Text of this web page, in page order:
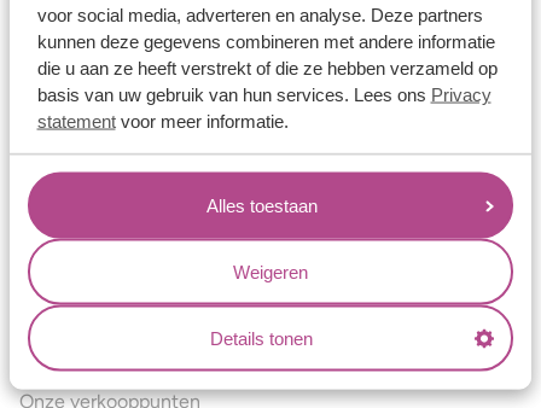
voor social media, adverteren en analyse. Deze partners
kunnen deze gegevens combineren met andere informatie
die u aan ze heeft verstrekt of die ze hebben verzameld op
basis van uw gebruik van hun services. Lees ons Privacy
statementvoor meer informatie.
Alles toestaan
Weigeren
Details tonen
Aller Spanninga
Historie
Certificaten
Blogs
Jouw voordelen
Conflictvrije Materialen
Oneindig veel mogelijkheden
Kwaliteit
Juweliers & Contact
Onze verkooppunten